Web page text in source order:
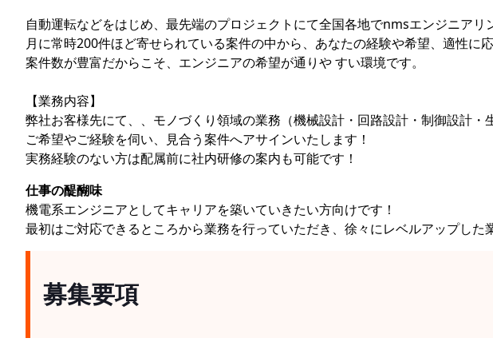
自動運転などをはじめ、最先端のプロジェクトにて全国各地でnmsエンジニアリ
月に常時200件ほど寄せられている案件の中から、あなたの経験や希望、適性に
案件数が豊富だからこそ、エンジニアの希望が通りや すい環境です。
【業務内容】
弊社お客様先にて、、モノづくり領域の業務（機械設計・回路設計・制御設計・
ご希望やご経験を伺い、見合う案件へアサインいたします！
実務経験のない方は配属前に社内研修の案内も可能です！
仕事の醍醐味
機電系エンジニアとしてキャリアを築いていきたい方向けです！
最初はご対応できるところから業務を行っていただき、徐々にレベルアップした
募集要項